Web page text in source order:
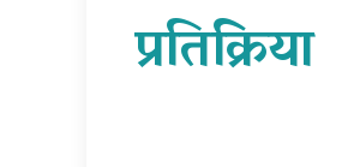
प्रतिक्रिया